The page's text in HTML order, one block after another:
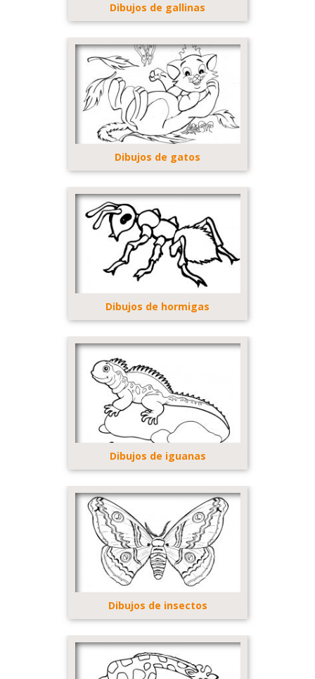
Dibujos de gallinas
Dibujos de gatos
Dibujos de hormigas
Dibujos de iguanas
Dibujos de insectos